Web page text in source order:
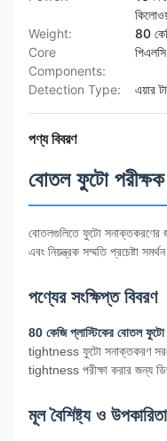
Weight:
80
Core
Components:
Detection Type: এয়ার
পণ্য বিবরণ
বোতল ফুটো পরীক্ষক
বোতলগুলিতে ফুটো সনাক্তকরণের
এবং নিয়ন্ত্রক সম্মতি প্রচেষ্টা
পণ্যের সংক্ষিপ্ত বিবরণ
80 কেজি প্লাস্টিকের বোতল ফুটো
tightness ফুটো সনাক্তকরণ
tightness পরীক্ষা করার জন্য
মূল বৈশিষ্ট্য ও উপকারিতা